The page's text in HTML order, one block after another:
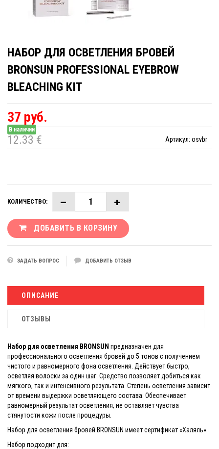
НАБОР ДЛЯ ОСВЕТЛЕНИЯ БРОВЕЙ
BRONSUN PROFESSIONAL EYEBROW
BLEACHING KIT
37 руб.
В наличии
Артикул: osvbr
12.33 €
КОЛИЧЕСТВО:
ДОБАВИТЬ В КОРЗИНУ
ЗАДАТЬ ВОПРОС ДОБАВИТЬ ОТЗЫВ
ОПИСАНИЕ
ОТЗЫВЫ
Набор для осветления BRONSUN предназначен для
профессионального осветления бровей до 5 тонов с получением
чистого и равномерного фона осветления. Действует быстро,
осветляя волоски за один шаг. Средство позволяет добиться как
мягкого, так и интенсивного результата. Степень осветления зависит
от времени выдержки осветляющего состава. Обеспечивает
равномерный результат осветления, не оставляет чувства
стянутости кожи после процедуры.
Набор для осветления бровей BRONSUN имеет сертификат «Халяль».
Набор подходит для: